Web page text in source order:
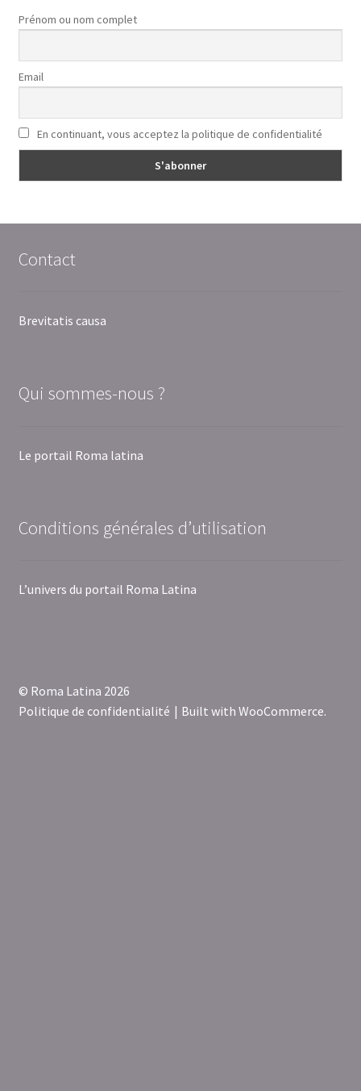
Prénom ou nom complet
Email
En continuant, vous acceptez la politique de confidentialité
Contact
Brevitatis causa
Qui sommes-nous ?
Le portail Roma latina
Conditions générales d’utilisation
L’univers du portail Roma Latina
© Roma Latina 2026
Politique de confidentialité
Built with WooCommerce.